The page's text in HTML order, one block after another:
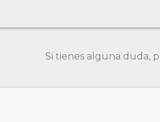
Si tienes alguna duda,